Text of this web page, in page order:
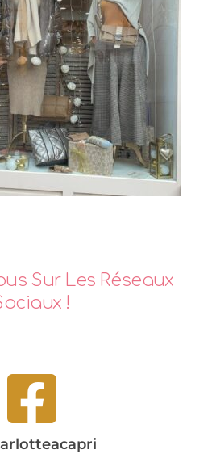
Sur Les Réseaux
!